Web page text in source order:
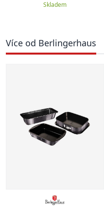
Skladem
Více od Berlingerhaus